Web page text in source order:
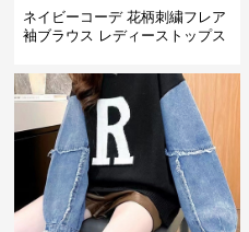
ネイビーコーデ 花柄刺繍フレア
袖ブラウス レディーストップス